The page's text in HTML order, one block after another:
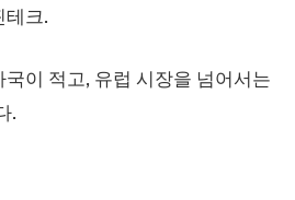
테크.
이 적고, 유럽 시장을 넘어서는
.